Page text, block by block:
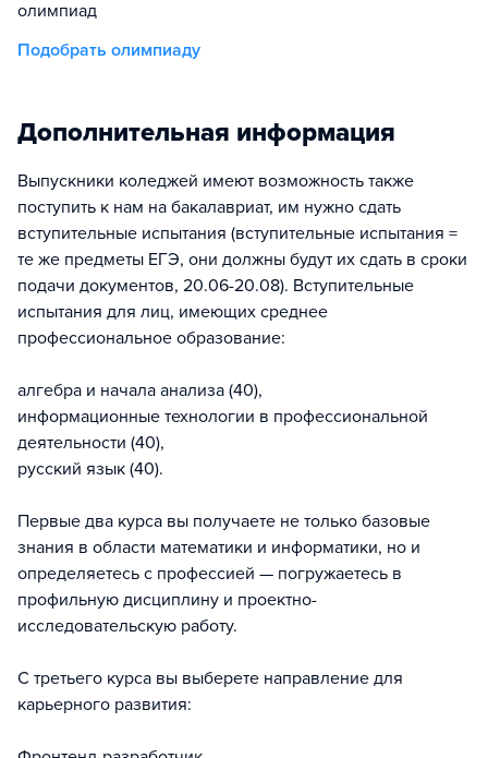
олимпиад
Подобрать олимпиаду
Дополнительная информация
Выпускники коледжей имеют возможность также
поступить к нам на бакалавриат, им нужно сдать
вступительные испытания (вступительные испытания =
те же предметы ЕГЭ, они должны будут их сдать в сроки
подачи документов, 20.06-20.08). Вступительные
испытания для лиц, имеющих среднее
профессиональное образование:
алгебра и начала анализа (40),
информационные технологии в профессиональной
деятельности (40),
русский язык (40).
Первые два курса вы получаете не только базовые
знания в области математики и информатики, но и
определяетесь с профессией — погружаетесь в
профильную дисциплину и проектно-
исследовательскую работу.
С третьего курса вы выберете направление для
карьерного развития: